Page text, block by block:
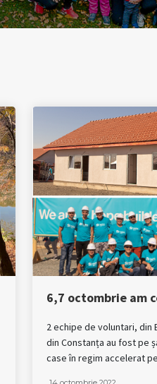
6,7 octombrie am
2 echipe de voluntari, din
din Constanța au fost pe
case în regim accelerat